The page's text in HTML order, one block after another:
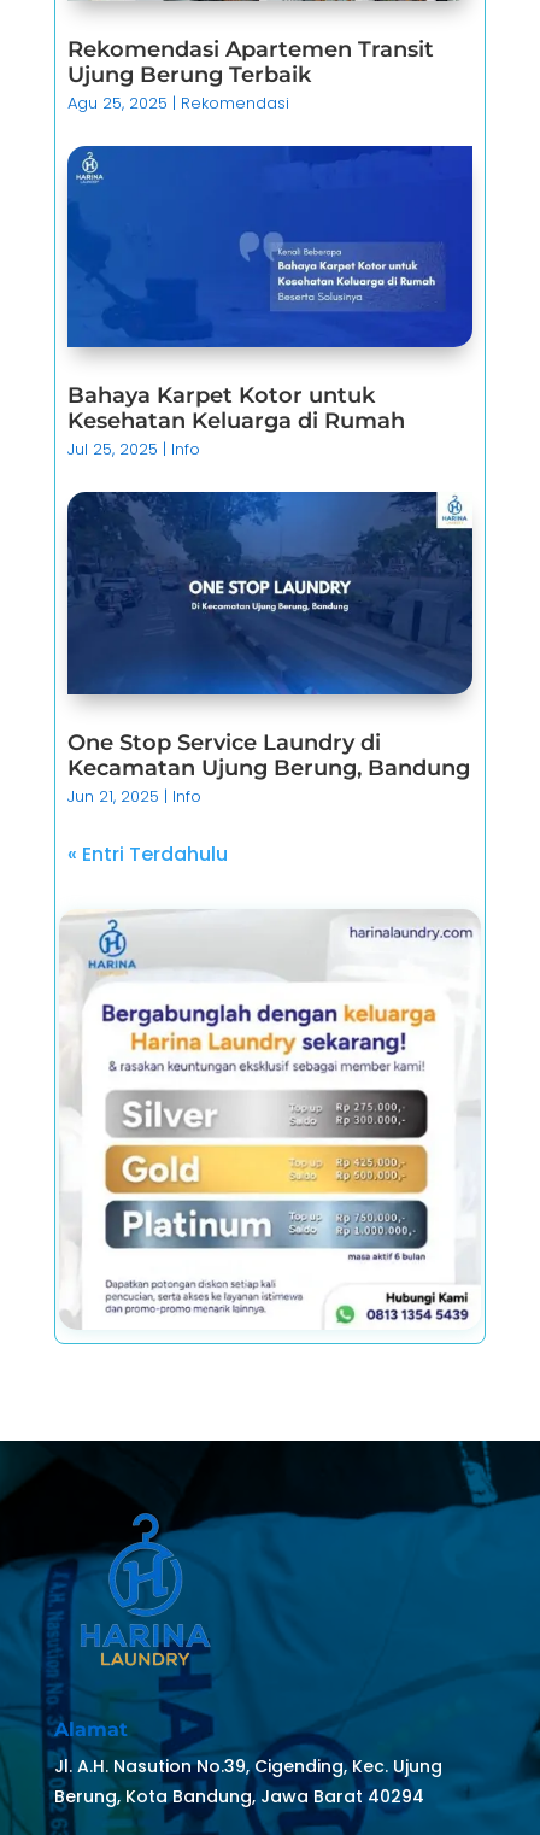
Rekomendasi Apartemen Transit
Ujung Berung Terbaik
Agu 25, 2025 | Rekomendasi
Bahaya Karpet Kotor untuk
Kesehatan Keluarga di Rumah
Jul 25, 2025 | Info
One Stop Service Laundry di
Kecamatan Ujung Berung, Bandung
Jun 21, 2025 | Info
« Entri Terdahulu
Alamat
Jl. A.H. Nasution No.39, Cigending, Kec. Ujung
Berung, Kota Bandung, Jawa Barat 40294